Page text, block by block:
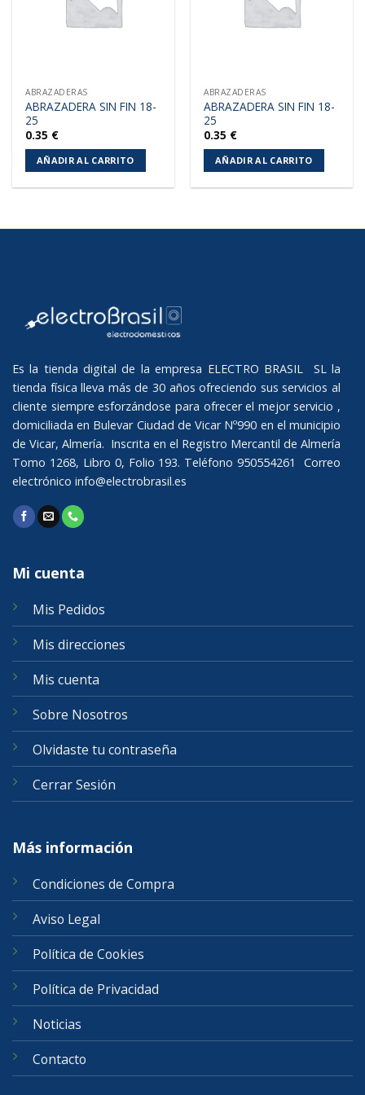
ABRAZADERAS
ABRAZADERA SIN FIN 18-
25
0.35 €
AÑADIR AL CARRITO
ABRAZADERAS
ABRAZADERA SIN FIN 18-
25
0.35 €
AÑADIR AL CARRITO
Es la tienda digital de la empresa ELECTRO BRASIL SL la
tienda física lleva más de 30 años ofreciendo sus servicios al
cliente siempre esforzándose para ofrecer el mejor servicio ,
domiciliada en Bulevar Ciudad de Vicar Nº990 en el municipio
de Vicar, Almería. Inscrita en el Registro Mercantil de Almería
Tomo 1268, Libro 0, Folio 193. Teléfono 950554261 Correo
electrónico info@electrobrasil.es
Mi cuenta
Mis Pedidos
Mis direcciones
Mis cuenta
Sobre Nosotros
Olvidaste tu contraseña
Cerrar Sesión
Más información
Condiciones de Compra
Aviso Legal
Política de Cookies
Política de Privacidad
Noticias
Contacto